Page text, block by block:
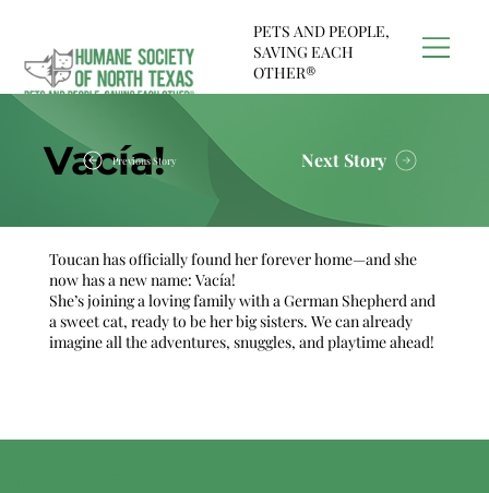
PETS AND PEOPLE,
SAVING EACH
OTHER®
Vacía! Next Story
Previous Story
Toucan has officially found her forever home—and she
now has a new name: Vacía!
She’s joining a loving family with a German Shepherd and
a sweet cat, ready to be her big sisters. We can already
imagine all the adventures, snuggles, and playtime ahead!